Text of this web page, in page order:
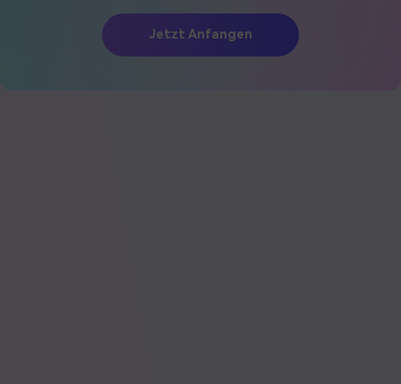
Jetzt Anfangen